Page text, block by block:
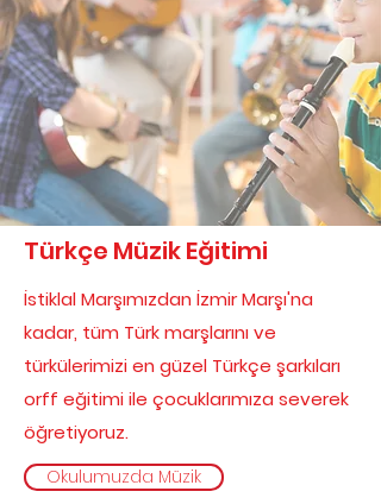
Türkçe Müzik Eğitimi
İstiklal Marşımızdan İzmir Marşı'na
kadar, tüm Türk marşlarını ve
türkülerimizi en güzel Türkçe şarkıları
orff eğitimi ile çocuklarımıza severek
öğretiyoruz.
Okulumuzda Müzik